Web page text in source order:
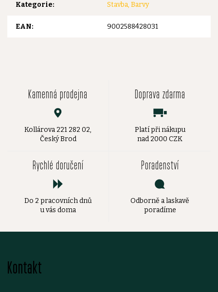
Kategorie: Stavba, Barvy
EAN: 9002588428031
Kamenná prodejna
Kollárova 221 282 02,
Český Brod
Doprava zdarma
Platí při nákupu
nad 2000 CZK
Rychlé doručení
Do 2 pracovních dnů
u vás doma
Poradenství
Odborně a laskavě
poradíme
Kontakt